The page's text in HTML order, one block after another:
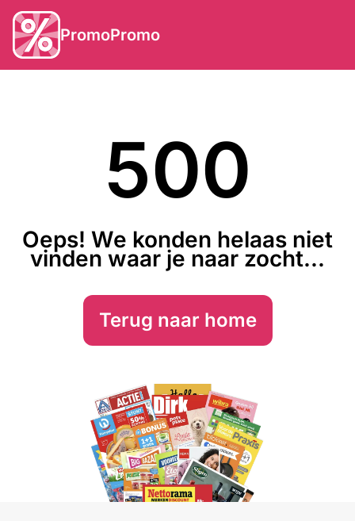
PromoPromo
500
Oeps! We konden helaas niet
vinden waar je naar zocht...
Terug naar home